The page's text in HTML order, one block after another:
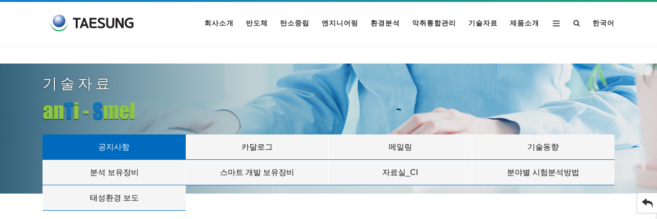
회사소개 반도체 탄소중립 엔지니어링 환경분석 악취통합관리 기술자료 제품소개 한국어
기술자료
공지사항 카달로그 메일링 기술동향
분석 보유장비 스마트 개발 보유장비 자료실_CI 분야별 시험분석방법
태성환경 보도